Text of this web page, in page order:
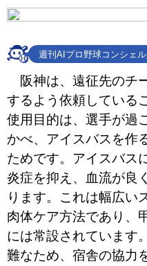
週刊AIプロ野球コンシェル
阪神は、遠征先のチ
するよう依頼している
使用目的は、選手が過
かべ、アイスバスを作
ためです。アイスバス
炎症を抑え、血流が良
ります。これは幅広い
肉体ケア方法であり、
には常設されています
難なため、宿舎の協力